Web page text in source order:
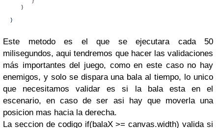
Este metodo es el que se ejecutara cada 50
milisegundos, aqui tendremos que hacer las validaciones
más importantes del juego, como en este caso no hay
enemigos, y solo se dispara una bala al tiempo, lo unico
que necesitamos validar es si la bala esta en el
escenario, en caso de ser asi hay que moverla una
posicion mas hacia la derecha.
La seccion de codigo if(balaX >= canvas.width) valida si